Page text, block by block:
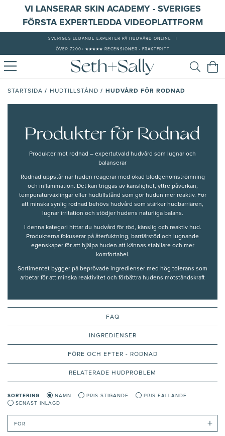
VI LANSERAR SKIN ACADEMY - SVERIGES
FÖRSTA EXPERTLEDDA VIDEOPLATTFORM
SVERIGES LEDANDE EXPERTER PÅ HUDVÅRD ONLINE
ÖVER 7200+ ★★★★★ RECENSIONER - FRAKTFRITT
STARTSIDA / HUDTILLSTÅND / HUDVÅRD FÖR RODNAD
Produkter för Rodnad
Produkter mot rodnad – expertutvald hudvård som lugnar och
balanserar
Rodnad uppstår när huden reagerar med ökad blodgenomströmning
och inflammation. Det kan triggas av känslighet, yttre påverkan,
temperaturväxlingar eller hudtillstånd som gör huden mer reaktiv. För
att minska synlig rodnad behövs hudvård som stärker hudbarriären,
lugnar irritation och stödjer hudens naturliga balans.
I denna kategori hittar du hudvård för röd, känslig och reaktiv hud.
Produkterna fokuserar på återfuktning, barriärstöd och lugnande
egenskaper för att hjälpa huden att kännas stabilare och mer
komfortabel.
Sortimentet bygger på beprövade ingredienser med hög tolerans som
arbetar för att minska reaktivitet och förbättra hudens motståndskraft
Innehållet och rekommendationerna på denna sida är framtagna och
FAQ
INGREDIENSER
FÖRE OCH EFTER - RODNAD
RELATERADE HUDPROBLEM
FÖR +
SORTERING NAMN PRIS STIGANDE
PRIS FALLANDE
SENAST INLAGD